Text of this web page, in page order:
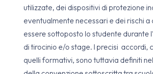
utilizzate, dei dispositivi di protezione
eventualmente necessari e dei rischi a
essere sottoposto lo studente durante
di tirocinio e/o stage. I precisi accordi,
quelli formativi, sono tuttavia definiti